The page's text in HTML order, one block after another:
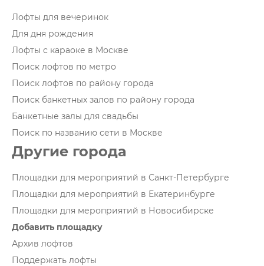
Лофты для вечеринок
Для дня рождения
Лофты с караоке в Москве
Поиск лофтов по метро
Поиск лофтов по району города
Поиск банкетных залов по району города
Банкетные залы для свадьбы
Поиск по названию сети в Москве
Другие города
Площадки для мероприятий в Санкт-Петербурге
Площадки для мероприятий в Екатеринбурге
Площадки для мероприятий в Новосибирске
Добавить площадку
Архив лофтов
Поддержать лофты